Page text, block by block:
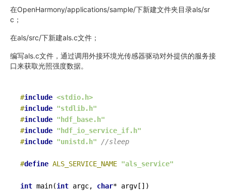
在OpenHarmony/applications/sample/下新建文件夹目录als/sr
c；
在als/src/下新建als.c文件；
编写als.c文件，通过调用外接环境光传感器驱动对外提供的服务接
口来获取光照强度数据。
#include <stdio.h>
#include "stdlib.h"
#include "hdf_base.h"
#include "hdf_io_service_if.h"
#include "unistd.h" //sleep
#define ALS_SERVICE_NAME "als_service"
int main(int argc, char* argv[])